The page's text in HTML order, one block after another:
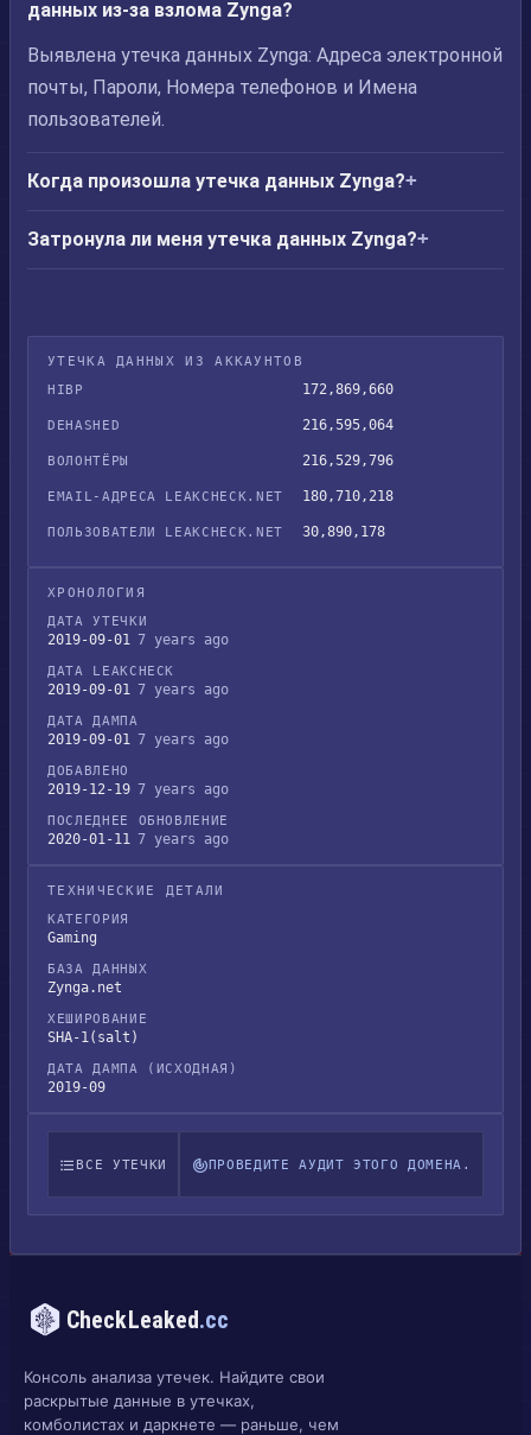
данных из-за взлома Zynga?
Выявлена утечка данных Zynga: Адреса электронной
почты, Пароли, Номера телефонов и Имена
пользователей.
Когда произошла утечка данных Zynga?
Затронула ли меня утечка данных Zynga?
УТЕЧКА ДАННЫХ ИЗ АККАУНТОВ
HIBP
172,869,660
DEHASHED 216,595,064
ВОЛОНТЁРЫ 216,529,796
EMAIL-АДРЕСА LEAKCHECK.NET 180,710,218
ПОЛЬЗОВАТЕЛИ LEAKCHECK.NET 30,890,178
ХРОНОЛОГИЯ
ДАТА УТЕЧКИ
2019-09-01 7 years ago
ДАТА LEAKCHECK
2019-09-01 7 years ago
ДАТА ДАМПА
2019-09-01 7 years ago
ДОБАВЛЕНО
2019-12-19 7 years ago
ПОСЛЕДНЕЕ ОБНОВЛЕНИЕ
2020-01-11 7 years ago
ТЕХНИЧЕСКИЕ ДЕТАЛИ
КАТЕГОРИЯ
Gaming
БАЗА ДАННЫХ
Zynga.net
ХЕШИРОВАНИЕ
SHA-1(salt)
ДАТА ДАМПА (ИСХОДНАЯ)
2019-09
ВСЕ УТЕЧКИ ПРОВЕДИТЕ АУДИТ ЭТОГО ДОМЕНА.
CheckLeaked.cc
Консоль анализа утечек. Найдите свои
раскрытые данные в утечках,
комболистах и даркнете — раньше, чем